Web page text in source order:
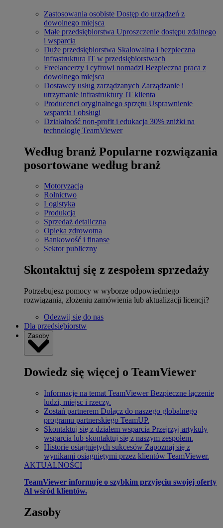
Zastosowania osobiste Dostęp do urządzeń z
dowolnego miejsca
Małe przedsiębiorstwa Uproszczenie dostępu zdalnego
i wsparcia
Duże przedsiębiorstwa Skalowalna i bezpieczna
infrastruktura IT w przedsiębiorstwach
Freelancerzy i cyfrowi nomadzi Bezpieczna praca z
dowolnego miejsca
Dostawcy usług zarządzanych Zarządzanie i
utrzymanie infrastruktury IT klienta
Producenci oryginalnego sprzętu Usprawnienie
wsparcia i obsługi
Działalność non-profit i edukacja 30% zniżki na
technologię TeamViewer
Według branż Popularne rozwiązania
posortowane według branż
Motoryzacja
Rolnictwo
Logistyka
Produkcja
Sprzedaż detaliczna
Opieka zdrowotna
Bankowość i finanse
Sektor publiczny
Skontaktuj się z zespołem sprzedaży
Potrzebujesz pomocy w wyborze odpowiedniego
rozwiązania, złożeniu zamówienia lub aktualizacji licencji?
Odezwij się do nas
Dla przedsiębiorstw
Zasoby
Dowiedz się więcej o TeamViewer
Informacje na temat TeamViewer Bezpieczne łączenie
ludzi, miejsc i rzeczy.
Zostań partnerem Dołącz do naszego globalnego
programu partnerskiego TeamUP.
Skontaktuj się z działem wsparcia Przejrzyj artykuły
wsparcia lub skontaktuj się z naszym zespołem.
Historie osiągniętych sukcesów Zapoznaj się z
wynikami osiągniętymi przez klientów TeamViewer.
AKTUALNOŚCI
TeamViewer informuje o szybkim przyjęciu swojej oferty
Al wśród klientów.
Zasoby